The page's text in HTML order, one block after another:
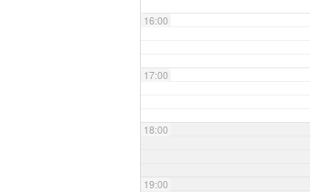
16:00
17:00
18:00
19:00